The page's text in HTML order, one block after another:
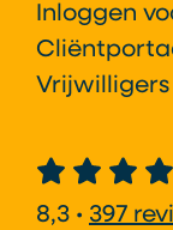
Inloggen
Vrijwilligers
8,3 • 397